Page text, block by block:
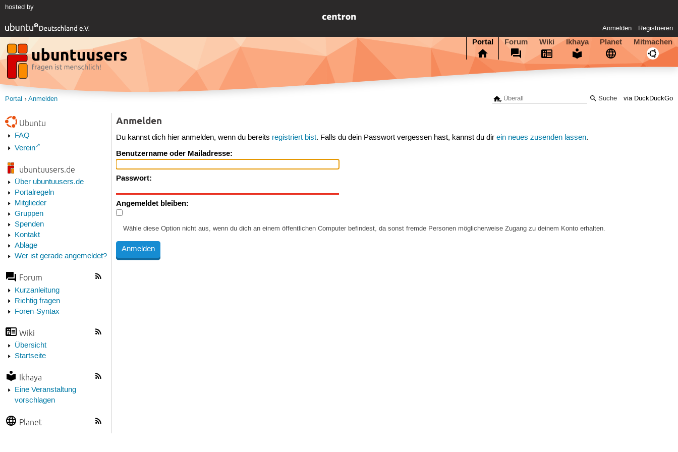
hosted by
Anmelden Registrieren
Portal Forum Wiki Ikhaya Planet Mitmachen
via DuckDuckGo
Portal Anmelden
Ubuntu
FAQ
Verein
ubuntuusers.de
Über ubuntuusers.de
Portalregeln
Mitglieder
Gruppen
Spenden
Kontakt
Ablage
Wer ist gerade angemeldet?
Forum
Kurzanleitung
Richtig fragen
Foren-Syntax
Wiki
Übersicht
Startseite
Ikhaya
Eine Veranstaltung
vorschlagen
Planet
Anmelden
Du kannst dich hier anmelden, wenn du bereits registriert bist. Falls du dein Passwort vergessen hast, kannst du direin neues zusenden lassen.
Benutzername oder Mailadresse:
Passwort:
Angemeldet bleiben:
Wähle diese Option nicht aus, wenn du dich an einem öffentlichen Computer befindest, da sonst fremde Personen möglicherweise Zugang zu deinem Konto erhalten.